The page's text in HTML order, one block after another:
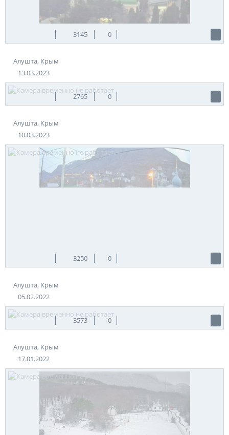
3145 0
Алушта, Крым
13.03.2023
2765 0
Алушта, Крым
10.03.2023
3250 0
Алушта, Крым
05.02.2022
3573 0
Алушта, Крым
17.01.2022